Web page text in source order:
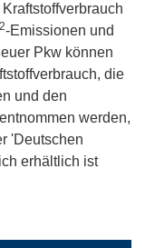
2-Emissionen und
Pkw können
die
und den
werden,
'Deutschen
erhältlich ist